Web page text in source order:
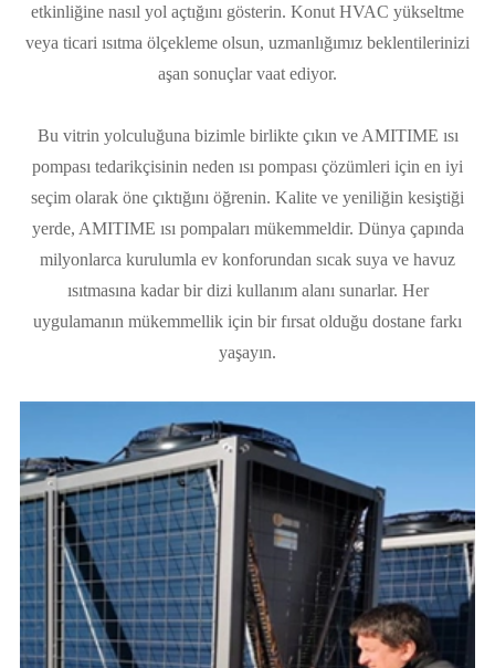
etkinliğine nasıl yol açtığını gösterin. Konut HVAC yükseltme
veya ticari ısıtma ölçekleme olsun, uzmanlığımız beklentilerinizi
aşan sonuçlar vaat ediyor.
Bu vitrin yolculuğuna bizimle birlikte çıkın ve AMITIME ısı
pompası tedarikçisinin neden ısı pompası çözümleri için en iyi
seçim olarak öne çıktığını öğrenin. Kalite ve yeniliğin kesiştiği
yerde, AMITIME ısı pompaları mükemmeldir. Dünya çapında
milyonlarca kurulumla ev konforundan sıcak suya ve havuz
ısıtmasına kadar bir dizi kullanım alanı sunarlar. Her
uygulamanın mükemmellik için bir fırsat olduğu dostane farkı
yaşayın.